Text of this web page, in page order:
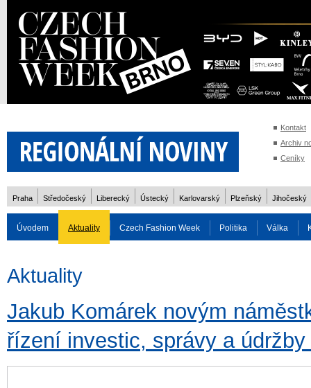
Kontakt
Archiv
Ceníky
Praha Středočeský Liberecký Ústecký Karlovarský Plzeňský Jihočeský
Úvodem Aktuality Czech Fashion Week Politika Válka
Aktuality
Jakub Komárek novým
řízení investic, správy a údržby